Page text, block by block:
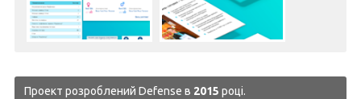
Проект розроблений Defense в 2015 році.